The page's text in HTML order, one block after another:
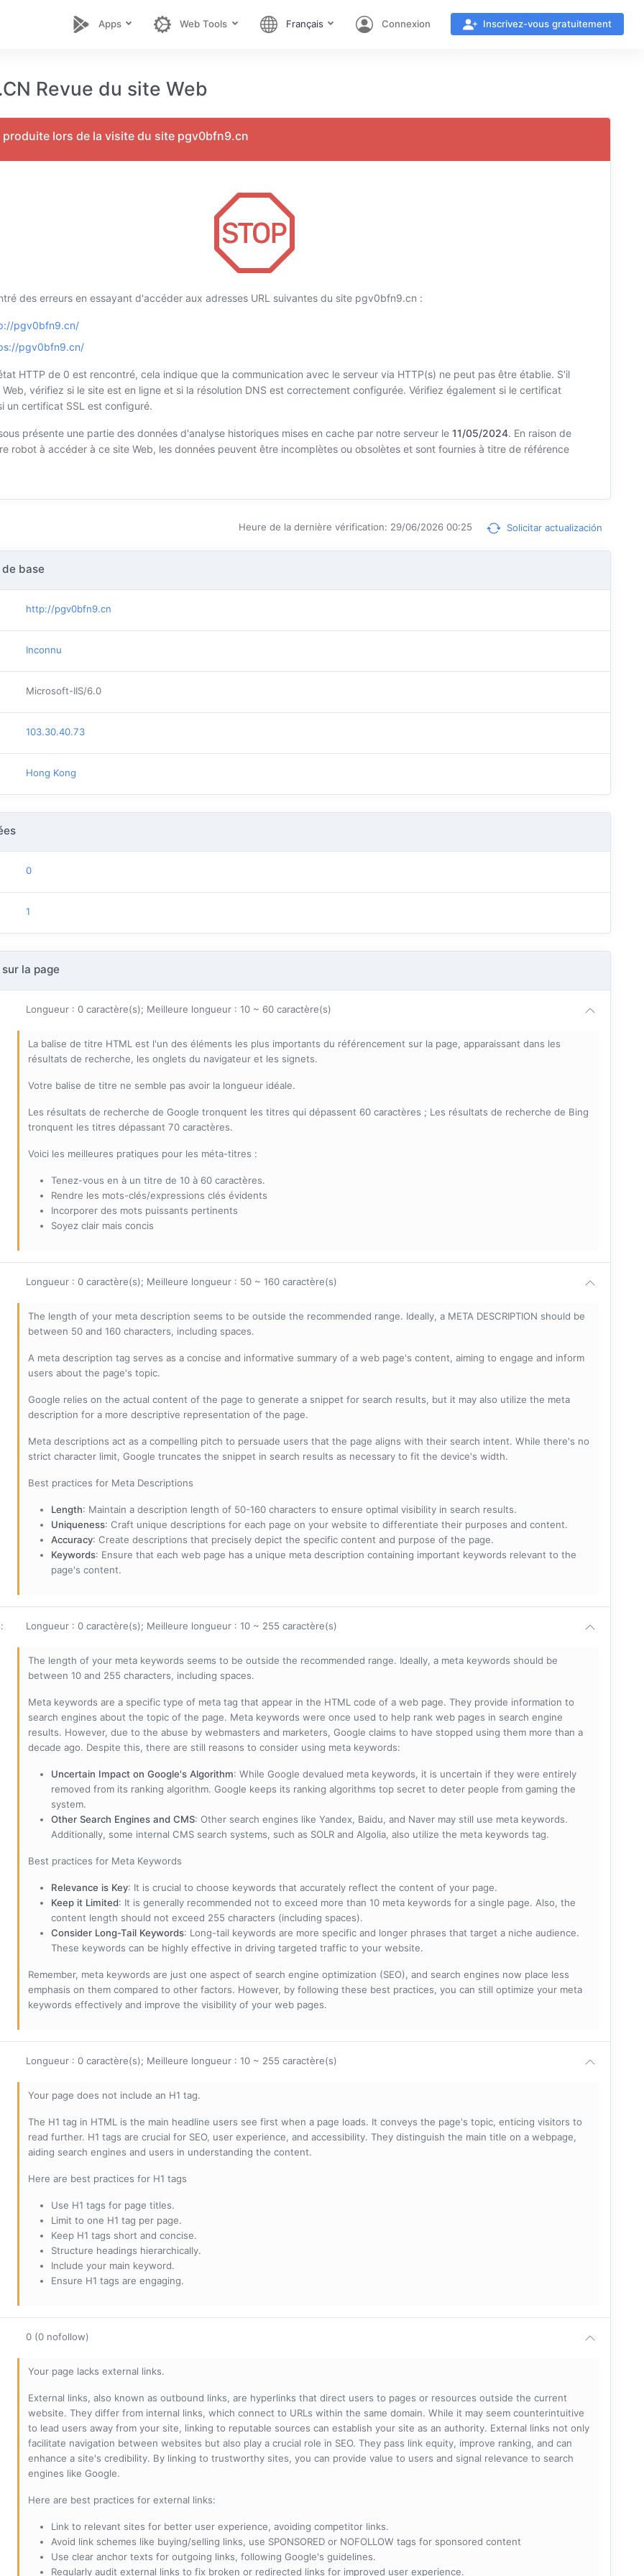
Apps Web Tools Français Connexion Inscrivez-vous gratuitement
Revue du site Web
produite lors de la visite du site pgv0bfn9.cn
des erreurs en essayant d'accéder aux adresses URL suivantes du site pgv0bfn9.cn :
pgv0bfn9.cn/
pgv0bfn9.cn/
HTTP de 0 est rencontré, cela indique que la communication avec le serveur via HTTP(s) ne peut pas être établie. S'il
vérifiez si le site est en ligne et si la résolution DNS est correctement configurée. Vérifiez également si le certificat
un certificat SSL est configuré.
présente une partie des données d'analyse historiques mises en cache par notre serveur le 11/05/2024. En raison de
robot à accéder à ce site Web, les données peuvent être incomplètes ou obsolètes et sont fournies à titre de référence
Heure de la dernière vérification: 29/06/2026 00:25 Solicitar actualización
base
http://pgv0bfn9.cn
Inconnu
Microsoft-IIS/6.0
103.30.40.73
Hong Kong
0
1
la page
Longueur : 0 caractère(s); Meilleure longueur : 10 ~ 60 caractère(s)
La balise de titre HTML est l'un des éléments les plus importants du référencement sur la page, apparaissant dans les
résultats de recherche, les onglets du navigateur et les signets.
Votre balise de titre ne semble pas avoir la longueur idéale.
Les résultats de recherche de Google tronquent les titres qui dépassent 60 caractères ; Les résultats de recherche de Bing
tronquent les titres dépassant 70 caractères.
Voici les meilleures pratiques pour les méta-titres :
Tenez-vous en à un titre de 10 à 60 caractères.
Rendre les mots-clés/expressions clés évidents
Incorporer des mots puissants pertinents
Soyez clair mais concis
Longueur : 0 caractère(s); Meilleure longueur : 50 ~ 160 caractère(s)
The length of your meta description seems to be outside the recommended range. Ideally, a META DESCRIPTION should be
between 50 and 160 characters, including spaces.
A meta description tag serves as a concise and informative summary of a web page's content, aiming to engage and inform
users about the page's topic.
Google relies on the actual content of the page to generate a snippet for search results, but it may also utilize the meta
description for a more descriptive representation of the page.
Meta descriptions act as a compelling pitch to persuade users that the page aligns with their search intent. While there's no
strict character limit, Google truncates the snippet in search results as necessary to fit the device's width.
Best practices for Meta Descriptions
Length: Maintain a description length of 50-160 characters to ensure optimal visibility in search results.
Uniqueness: Craft unique descriptions for each page on your website to differentiate their purposes and content.
Accuracy: Create descriptions that precisely depict the specific content and purpose of the page.
Keywords: Ensure that each web page has a unique meta description containing important keywords relevant to the
page's content.
: Longueur : 0 caractère(s); Meilleure longueur : 10 ~ 255 caractère(s)
The length of your meta keywords seems to be outside the recommended range. Ideally, a meta keywords should be
between 10 and 255 characters, including spaces.
Meta keywords are a specific type of meta tag that appear in the HTML code of a web page. They provide information to
search engines about the topic of the page. Meta keywords were once used to help rank web pages in search engine
results. However, due to the abuse by webmasters and marketers, Google claims to have stopped using them more than a
decade ago. Despite this, there are still reasons to consider using meta keywords:
Uncertain Impact on Google's Algorithm: While Google devalued meta keywords, it is uncertain if they were entirely
removed from its ranking algorithm. Google keeps its ranking algorithms top secret to deter people from gaming the
system.
Other Search Engines and CMS: Other search engines like Yandex, Baidu, and Naver may still use meta keywords.
Additionally, some internal CMS search systems, such as SOLR and Algolia, also utilize the meta keywords tag.
Best practices for Meta Keywords
Relevance is Key: It is crucial to choose keywords that accurately reflect the content of your page.
Keep it Limited: It is generally recommended not to exceed more than 10 meta keywords for a single page. Also, the
content length should not exceed 255 characters (including spaces).
Consider Long-Tail Keywords: Long-tail keywords are more specific and longer phrases that target a niche audience.
These keywords can be highly effective in driving targeted traffic to your website.
Remember, meta keywords are just one aspect of search engine optimization (SEO), and search engines now place less
emphasis on them compared to other factors. However, by following these best practices, you can still optimize your meta
keywords effectively and improve the visibility of your web pages.
Longueur : 0 caractère(s); Meilleure longueur : 10 ~ 255 caractère(s)
Your page does not include an H1 tag.
The H1 tag in HTML is the main headline users see first when a page loads. It conveys the page's topic, enticing visitors to
read further. H1 tags are crucial for SEO, user experience, and accessibility. They distinguish the main title on a webpage,
aiding search engines and users in understanding the content.
Here are best practices for H1 tags
Use H1 tags for page titles.
Limit to one H1 tag per page.
Keep H1 tags short and concise.
Structure headings hierarchically.
Include your main keyword.
Ensure H1 tags are engaging.
0 (0 nofollow)
Your page lacks external links.
External links, also known as outbound links, are hyperlinks that direct users to pages or resources outside the current
website. They differ from internal links, which connect to URLs within the same domain. While it may seem counterintuitive
to lead users away from your site, linking to reputable sources can establish your site as an authority. External links not only
facilitate navigation between websites but also play a crucial role in SEO. They pass link equity, improve ranking, and can
enhance a site's credibility. By linking to trustworthy sites, you can provide value to users and signal relevance to search
engines like Google.
Here are best practices for external links:
Link to relevant sites for better user experience, avoiding competitor links.
Avoid link schemes like buying/selling links, use SPONSORED or NOFOLLOW tags for sponsored content
Use clear anchor texts for outgoing links, following Google's guidelines.
Regularly audit external links to fix broken or redirected links for improved user experience.